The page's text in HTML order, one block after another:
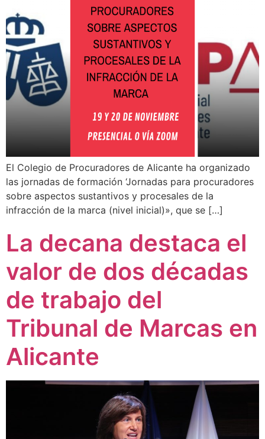
El Colegio de Procuradores de Alicante ha organizado
las jornadas de formación ‘Jornadas para procuradores
sobre aspectos sustantivos y procesales de la
infracción de la marca (nivel inicial)», que se […]
La decana destaca el
valor de dos décadas
de trabajo del
Tribunal de Marcas en
Alicante